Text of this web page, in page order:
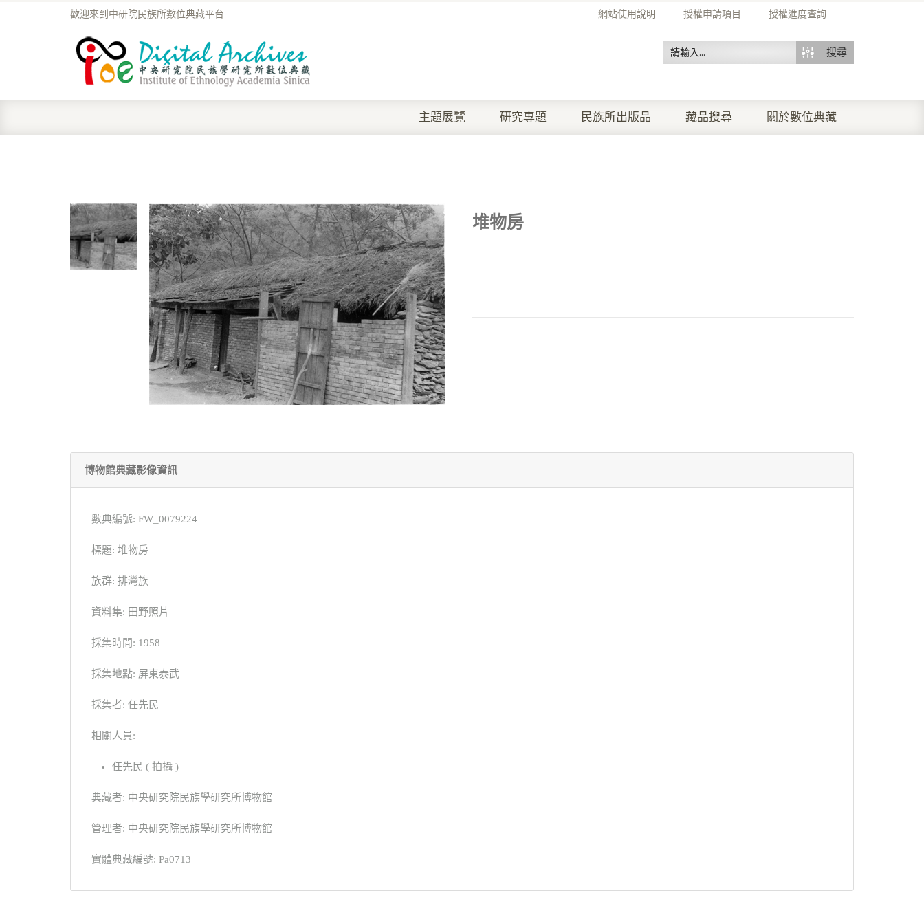
網站使用說明 授權申請項目 授權進度查詢
歡迎來到中研院民族所數位典藏平台
搜尋
主題展覽 研究專題 民族所出版品 藏品搜尋 關於數位典藏
堆物房
博物館典藏影像資訊
數典編號: FW_0079224
標題: 堆物房
族群: 排灣族
資料集: 田野照片
採集時間: 1958
採集地點: 屏東泰武
採集者: 任先民
相關人員:
任先民 ( 拍攝 )
典藏者: 中央研究院民族學研究所博物館
管理者: 中央研究院民族學研究所博物館
實體典藏編號: Pa0713